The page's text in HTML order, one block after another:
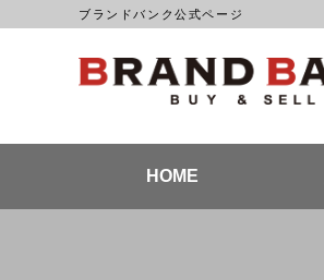
ブランドバンク公式ページ
HOME